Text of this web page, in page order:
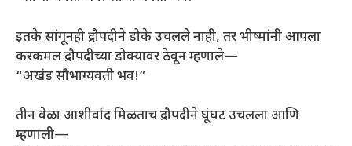
इतके सांगूनही द्रौपदीने डोके उचलले नाही, तर भीष्मांनी आपला
करकमल द्रौपदीच्या डोक्यावर ठेवून म्हणाले—
“अखंड सौभाग्यवती भव!”
तीन वेळा आशीर्वाद मिळताच द्रौपदीने घूंघट उचलला आणि
म्हणाली—